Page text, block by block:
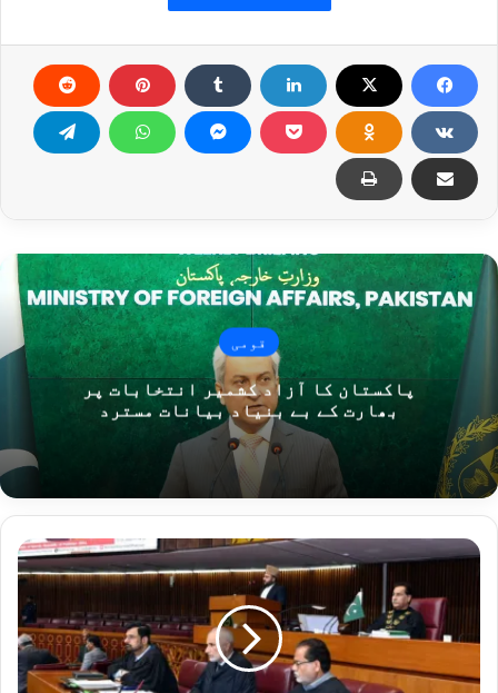
قومی
پاکستان کا آزاد کشمیر انتخابات پر
بھارت کے بے بنیاد بیانات مسترد
ح
ت